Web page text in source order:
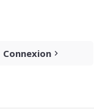
Connexion